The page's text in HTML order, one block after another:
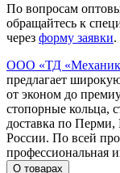
По вопросам
обращайтесь к
через форму заявки.
ООО «ТД «Механик
предлагает
от эконом до
стопорные кольца,
доставка по
России. По всей
профессиональная
О товарах